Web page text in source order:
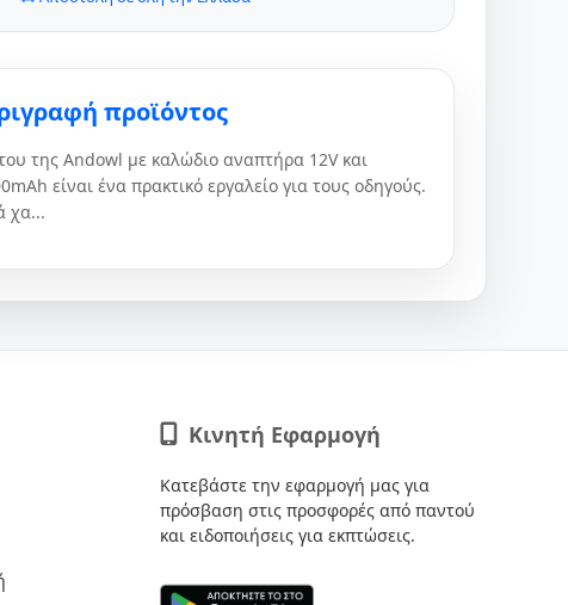
προϊόντος
της Andowl με καλώδιο αναπτήρα 12V και
είναι ένα πρακτικό εργαλείο για τους οδηγούς.
χα...
Κινητή Εφαρμογή
Κατεβάστε την εφαρμογή μας για
πρόσβαση στις προσφορές από παντού
και ειδοποιήσεις για εκπτώσεις.